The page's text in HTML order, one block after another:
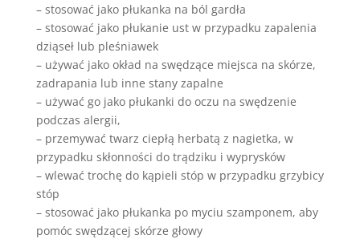
– stosować jako płukanka na ból gardła
– stosować jako płukanie ust w przypadku zapalenia
dziąseł lub pleśniawek
– używać jako okład na swędzące miejsca na skórze,
zadrapania lub inne stany zapalne
– używać go jako płukanki do oczu na swędzenie
podczas alergii,
– przemywać twarz ciepłą herbatą z nagietka, w
przypadku skłonności do trądziku i wyprysków
– wlewać trochę do kąpieli stóp w przypadku grzybicy
stóp
– stosować jako płukanka po myciu szamponem, aby
pomóc swędzącej skórze głowy